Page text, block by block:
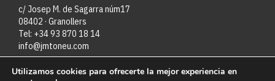
c/ Josep M. de Sagarra núm17
08402 · Granollers
Tel: +34 93 870 18 14
info@jmtoneu.com
Utilizamos cookies para ofrecerte la mejor experiencia en